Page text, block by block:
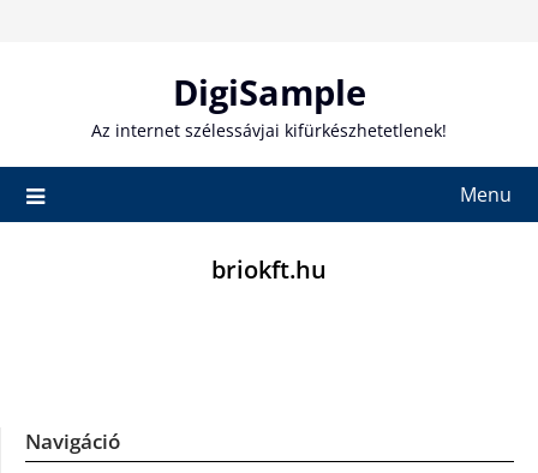
DigiSample
Az internet szélessávjai kifürkészhetetlenek!
Menu
briokft.hu
Navigáció